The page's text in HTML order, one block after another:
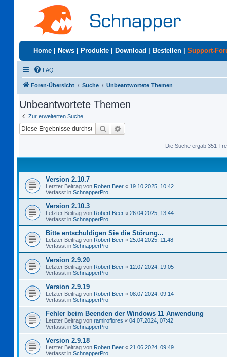
Home News Produkte Download Bestellen Support-
FAQ
Foren-Übersicht Suche Unbeantwortete Themen
Unbeantwortete Themen
Zur erweiterten Suche
Suche
Die Suche ergab 351
Version 2.10.7
Letzter Beitrag von Robert Beer « 19.10.2025, 10:42
Verfasst in SchnapperPro
Version 2.10.3
Letzter Beitrag von Robert Beer « 26.04.2025, 13:44
Verfasst in SchnapperPro
Bitte entschuldigen Sie die Störung...
Letzter Beitrag von Robert Beer « 25.04.2025, 11:48
Verfasst in SchnapperPro
Version 2.9.20
Letzter Beitrag von Robert Beer « 12.07.2024, 19:05
Verfasst in SchnapperPro
Version 2.9.19
Letzter Beitrag von Robert Beer « 08.07.2024, 09:14
Verfasst in SchnapperPro
Fehler beim Beenden der Windows 11 Anwendung
Letzter Beitrag von ramiroflores « 04.07.2024, 07:42
Verfasst in SchnapperPro
Version 2.9.18
Letzter Beitrag von Robert Beer « 21.06.2024, 09:49
Verfasst in SchnapperPro